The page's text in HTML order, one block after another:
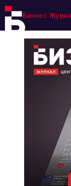
Бизнес
Ниши и рынки